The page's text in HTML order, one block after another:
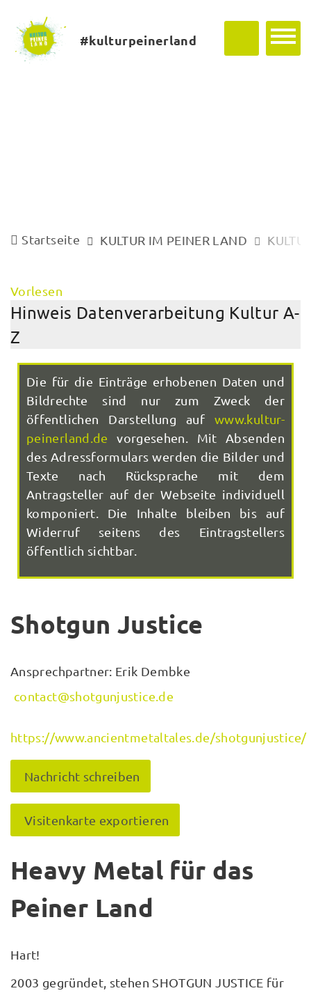
#kulturpeinerland
Startseite KULTUR IM PEINER LAND
Vorlesen
Hinweis Datenverarbeitung Kultur A-
Z
Die für die Einträge erhobenen Daten und
Bildrechte sind nur zum Zweck der
öffentlichen Darstellung aufwww.kultur-
peinerland.de vorgesehen. Mit Absenden
des Adressformulars werden die Bilder und
Texte nach Rücksprache mit dem
Antragsteller auf der Webseite individuell
komponiert. Die Inhalte bleiben bis auf
Widerruf seitens des Eintragstellers
öffentlich sichtbar.
Shotgun Justice
Ansprechpartner: Erik Dembke
contact@shotgunjustice.de
https://www.ancientmetaltales.de/shotgunjustice/
Nachricht schreiben
Visitenkarte exportieren
Heavy Metal für das
Peiner Land
Hart!
2003 gegründet, stehen SHOTGUN JUSTICE für